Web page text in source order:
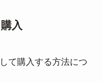
入
て購入する方法につ